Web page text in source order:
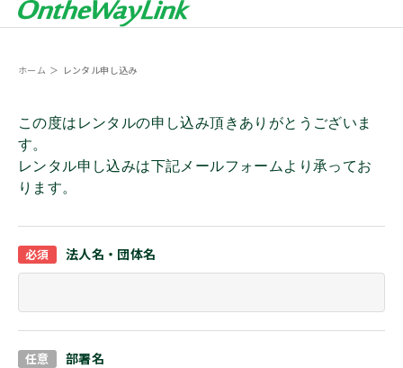
ホーム レンタル申し込み
この度はレンタルの申し込み頂きありがとうございま
す。
レンタル申し込みは下記メールフォームより承ってお
ります。
法人名・団体名
部署名